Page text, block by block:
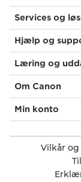
Services og
Hjælp og
Læring og
Om Canon
Min konto
Vilkår